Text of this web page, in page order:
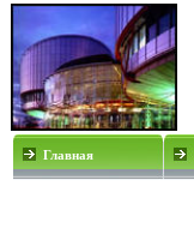
Главная